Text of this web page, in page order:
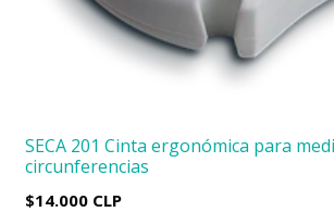
SECA 201 Cinta ergonómica para
circunferencias
$14.000 CLP